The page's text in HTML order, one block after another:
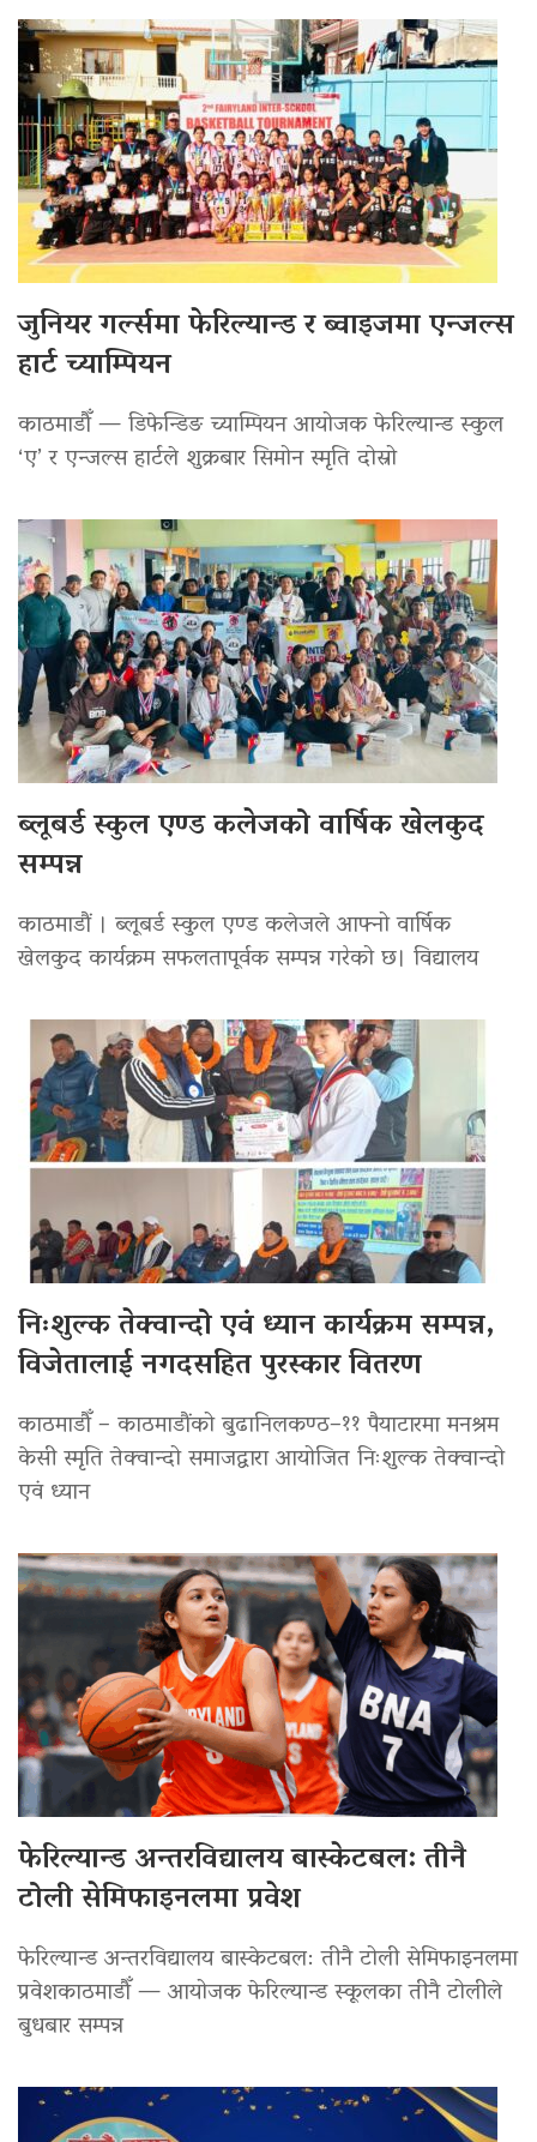
जुनियर गर्ल्समा फेरिल्यान्ड र ब्वाइजमा एन्जल्स
हार्ट च्याम्पियन
काठमाडौँ — डिफेन्डिङ च्याम्पियन आयोजक फेरिल्यान्ड स्कुल
‘ए’ र एन्जल्स हार्टले शुक्रबार सिमोन स्मृति दोस्रो
ब्लूबर्ड स्कुल एण्ड कलेजको वार्षिक खेलकुद
सम्पन्न
काठमाडौं । ब्लूबर्ड स्कुल एण्ड कलेजले आफ्नो वार्षिक
खेलकुद कार्यक्रम सफलतापूर्वक सम्पन्न गरेको छ। विद्यालय
निःशुल्क तेक्वान्दो एवं ध्यान कार्यक्रम सम्पन्न,
विजेतालाई नगदसहित पुरस्कार वितरण
काठमाडौँ – काठमाडौंको बुढानिलकण्ठ–११ पैयाटारमा मनश्रम
केसी स्मृति तेक्वान्दो समाजद्वारा आयोजित निःशुल्क तेक्वान्दो
एवं ध्यान
फेरिल्यान्ड अन्तरविद्यालय बास्केटबल: तीनै
टोली सेमिफाइनलमा प्रवेश
फेरिल्यान्ड अन्तरविद्यालय बास्केटबल: तीनै टोली सेमिफाइनलमा
प्रवेशकाठमाडौँ — आयोजक फेरिल्यान्ड स्कूलका तीनै टोलीले
बुधबार सम्पन्न